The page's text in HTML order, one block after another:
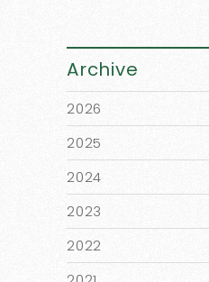
Archive
2026
2025
2024
2023
2022